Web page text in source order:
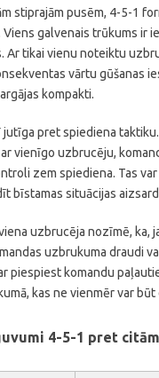
stiprajām pusēm, 4-5-1
Viens galvenais trūkums ir
Ar tikai vienu noteiktu
vārtu gūšanas
kompakti.
jutīga pret spiediena
vienīgo uzbrucēju,
zem spiediena. Tas
bīstamas situācijas
uzbrucēja nozīmē, ka,
uzbrukuma draudi
piespiest komandu
kas ne vienmēr var
4-5-1 pret